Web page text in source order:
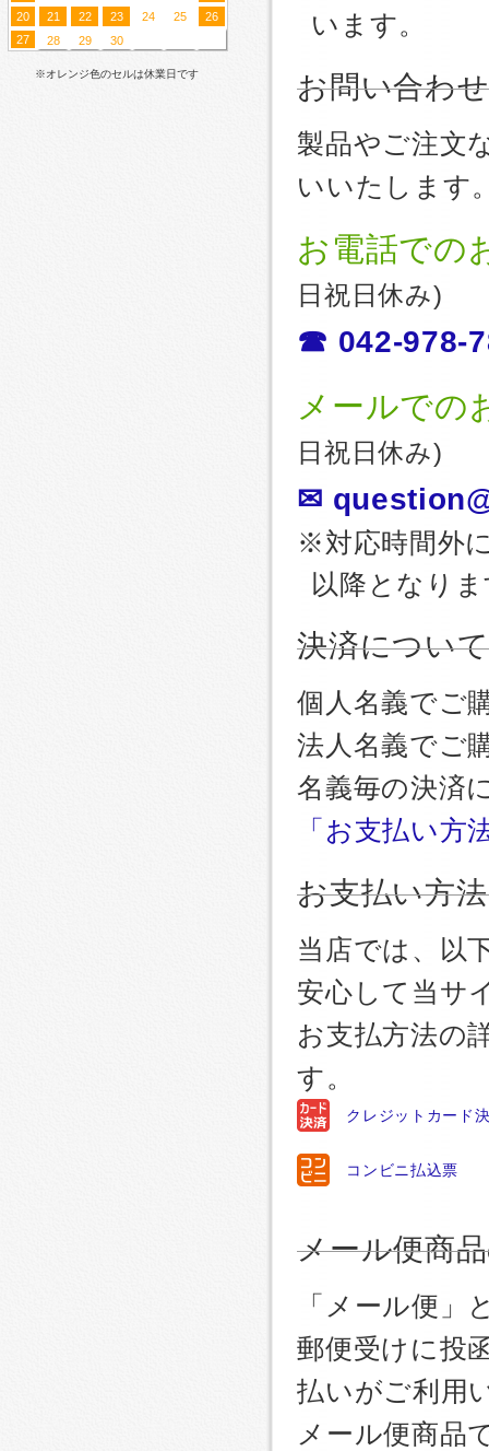
20
21 22 23 24 25
26
27
28 29 30
※オレンジ色のセルは休業日です
います。
お問い合わせ
製品やご注文
いいたします
お電話での
日祝日休み)
☎ 042-978-
メールでの
日祝日休み)
✉
※対応時間外
以降となり
決済について
個人名義でご
法人名義でご
名義毎の決済
「お支払い方
お支払い方
当店では、以
安心して当サ
お支払方法の
す。
クレジットカード
コンビニ払込票
メール便商
「メール便」
郵便受けに投
払いがご利用
メール便商品